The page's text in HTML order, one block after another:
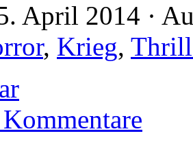
April 2014 ·
, Krieg,